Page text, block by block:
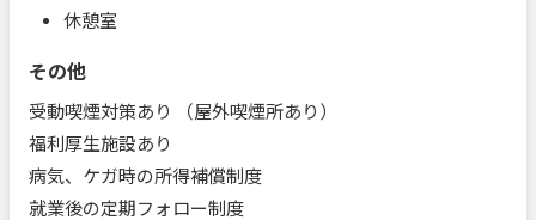
休憩室
その他
受動喫煙対策あり （屋外喫煙所あり）
福利厚生施設あり
病気、ケガ時の所得補償制度
就業後の定期フォロー制度